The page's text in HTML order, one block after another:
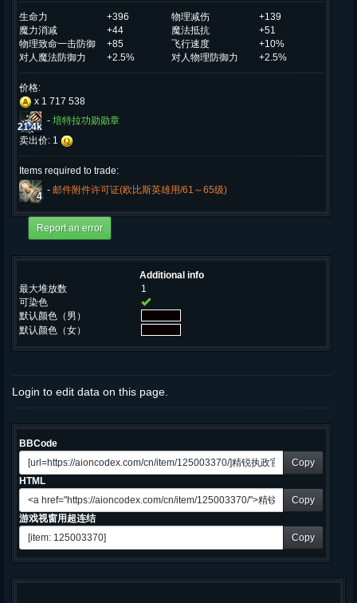
生命力 +396 物理减伤
+139
魔力消减
+44 魔法抵抗
+51
物理致命一击防御
+85 飞行速度
+10%
对人魔法防御力
+2.5% 对人物理防御力 +2.5%
价格:
x 1 717 538
21.4k
- 培特拉功勋勋章
卖出价: 1
Items required to trade:
4
- 邮件附件许可证(欧比斯英雄用/61～65级)
Additional info
最大堆放数
1
可染色
默认颜色（男）
默认颜色（女）
Login to edit data on this page.
BBCode
Copy
HTML
Copy
游戏视窗用超连结
Copy